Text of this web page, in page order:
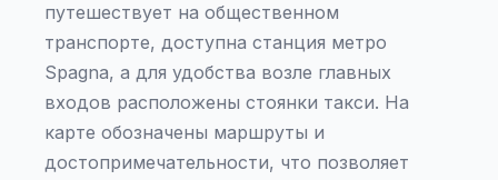
путешествует на общественном
транспорте, доступна станция метро
Spagna, а для удобства возле главных
входов расположены стоянки такси. На
карте обозначены маршруты и
достопримечательности, что позволяет